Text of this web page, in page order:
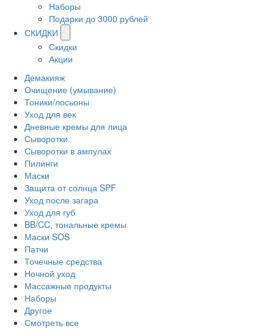
Наборы
Подарки до 3000 рублей
СКИДКИ
Скидки
Акции
Демакияж
Очищение (умывание)
Тоники/лосьоны
Уход для век
Дневные кремы для лица
Сыворотки
Сыворотки в ампулах
Пилинги
Маски
Защита от солнца SPF
Уход после загара
Уход для губ
BB/CC, тональные кремы
Маски SOS
Патчи
Точечные средства
Ночной уход
Массажные продукты
Наборы
Другое
Смотреть все